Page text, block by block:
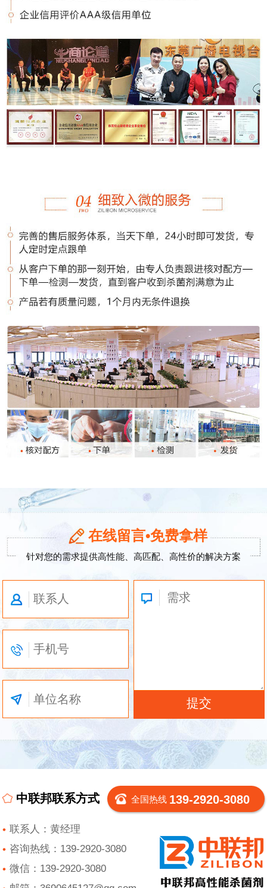
在线留言•免费拿样
针对您的需求提供高性能、高匹配、高性价的解决方案
中联邦联系方式 全国热线 139-2920-3080
联系人：黄经理
咨询热线：139-2920-3080
微信：139-2920-3080